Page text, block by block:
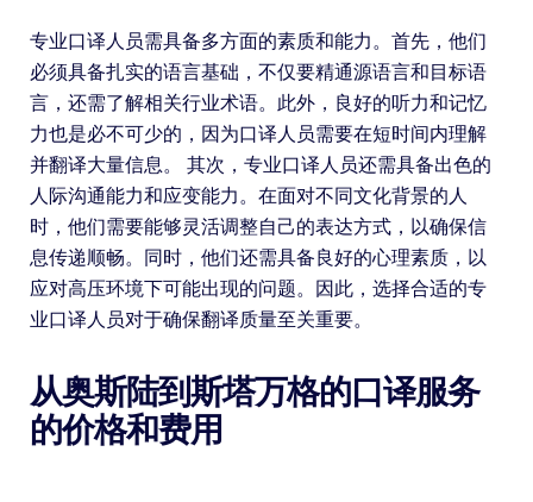
专业口译人员需具备多方面的素质和能力。首先，他们
必须具备扎实的语言基础，不仅要精通源语言和目标语
言，还需了解相关行业术语。此外，良好的听力和记忆
力也是必不可少的，因为口译人员需要在短时间内理解
并翻译大量信息。 其次，专业口译人员还需具备出色的
人际沟通能力和应变能力。在面对不同文化背景的人
时，他们需要能够灵活调整自己的表达方式，以确保信
息传递顺畅。同时，他们还需具备良好的心理素质，以
应对高压环境下可能出现的问题。因此，选择合适的专
业口译人员对于确保翻译质量至关重要。
从奥斯陆到斯塔万格的口译服务
的价格和费用